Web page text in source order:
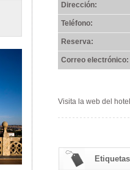
Dirección:
Teléfono:
Reserva:
Correo electrónico:
Visita la web del